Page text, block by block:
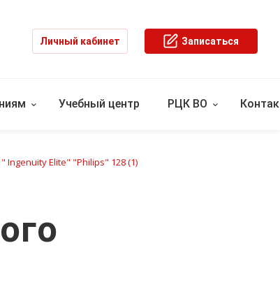
Личный кабинет Записаться
Учебный центр РЦК ВО
Ingenuity Elite" "Philips" 128 (1)